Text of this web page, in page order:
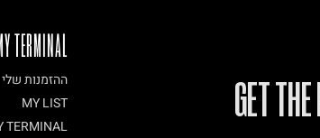
TERMINAL
ההזמנות שלי
MY LIST
TERMINAL